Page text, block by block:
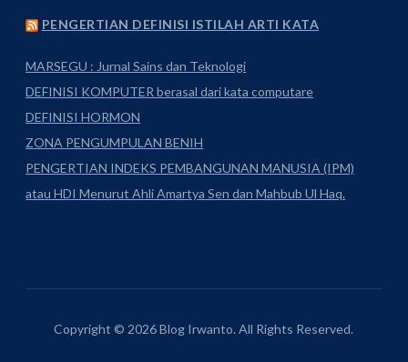
PENGERTIAN DEFINISI ISTILAH ARTI KATA
MARSEGU : Jurnal Sains dan Teknologi
DEFINISI KOMPUTER berasal dari kata computare
DEFINISI HORMON
ZONA PENGUMPULAN BENIH
PENGERTIAN INDEKS PEMBANGUNAN MANUSIA (IPM)
atau HDI Menurut Ahli Amartya Sen dan Mahbub Ul Haq.
Copyright © 2026 Blog Irwanto. All Rights Reserved.